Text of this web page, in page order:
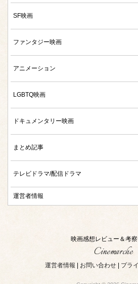
SF映画
ファンタジー映画
アニメーション
LGBTQ映画
ドキュメンタリー映画
まとめ記事
テレビドラマ/配信ドラマ
運営者情報
映画感想レビュー＆考察
Cinemarche
運営者情報 お問い合わせ プラ